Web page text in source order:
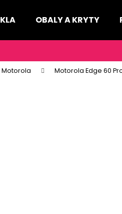
OBALY A KRYTY
Motorola Motorola Edge 60
Co